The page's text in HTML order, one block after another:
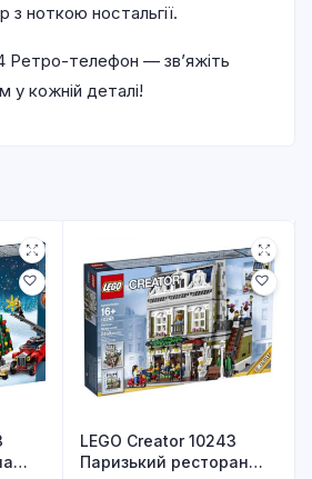
з ноткою ностальгії.
Ретро-телефон — зв’яжіть
у кожній деталі!
LEGO Creator 10243
Паризький ресторан